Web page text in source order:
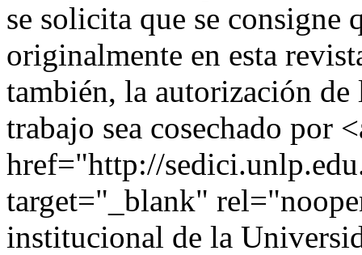
se solicita que se
originalmente en esta
también, la autorización de
trabajo sea cosechado por
href="http://
target="_blank"
institucional de la